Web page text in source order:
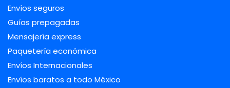
Envíos seguros
Guías prepagadas
Mensajería express
Paquetería económica
Envíos Internacionales
Envíos baratos a todo México